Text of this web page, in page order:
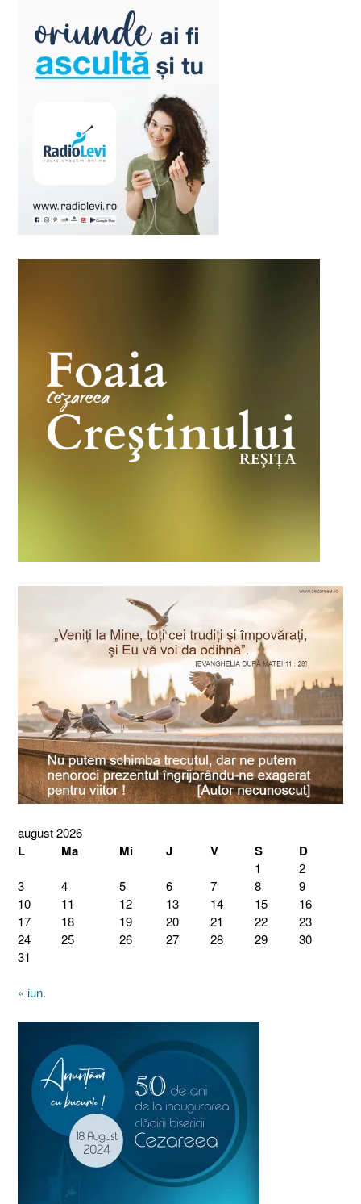
august 2026
L Ma Mi J V S D
1
2
3
4 5 6 7 8
9
10
11 12 13 14 15
16
17
18 19 20 21 22
23
24
25 26 27 28 29
30
31
« iun.